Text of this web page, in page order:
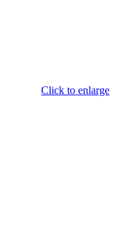
Click to enlarge